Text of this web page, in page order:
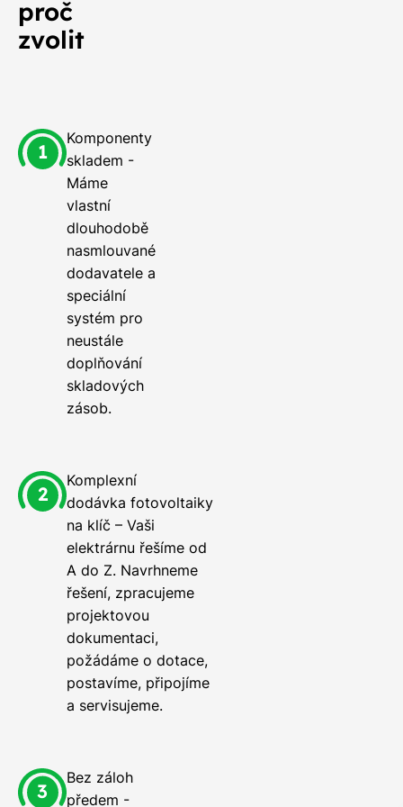
proč
zvolit
Komponenty
skladem -
Máme
vlastní
dlouhodobě
nasmlouvané
dodavatele a
speciální
systém pro
neustále
doplňování
skladových
zásob.
Komplexní
dodávka fotovoltaiky
na klíč – Vaši
elektrárnu řešíme od
A do Z. Navrhneme
řešení, zpracujeme
projektovou
dokumentaci,
požádáme o dotace,
postavíme, připojíme
a servisujeme.
Bez záloh
předem -